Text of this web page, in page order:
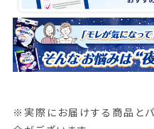
※実際にお届けする商品と